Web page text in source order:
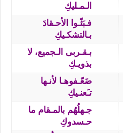
الـمـليكِ
فـبَثّـوا الأحـقادَ
بـالتشكـيكِ
بـقـربى الـجميع، لا
بذويـكِ
ضَعّـفوهـا لأنـها
تـَعنـيكِ
جـهلُهُم بالمـقام ما
حـسدوكِ